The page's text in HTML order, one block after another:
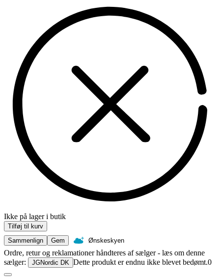
Ikke på lager i butik
Tilføj til kurv
Sammenlign
Gem Ønskeskyen
Ordre, retur og reklamationer håndteres af sælger - læs om denne
sælger:
JGNordic DK Dette produkt er endnu ikke blevet bedømt.0